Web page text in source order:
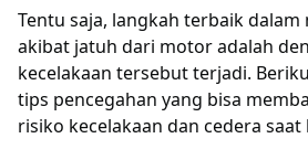
Tentu saja, langkah terbaik dalam
akibat jatuh dari motor adalah
kecelakaan tersebut terjadi.
tips pencegahan yang bisa
risiko kecelakaan dan cedera